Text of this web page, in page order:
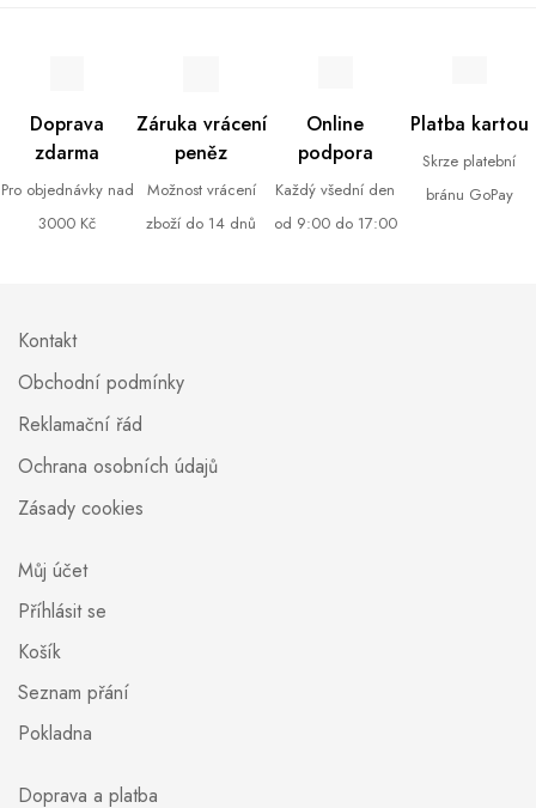
Doprava
zdarma
Pro objednávky nad
3000 Kč
Záruka vrácení
peněz
Možnost vrácení
zboží do 14 dnů
Online
podpora
Každý všední den
od 9:00 do 17:00
Platba kartou
Skrze platební
bránu GoPay
Kontakt
Obchodní podmínky
Reklamační řád
Ochrana osobních údajů
Zásady cookies
Můj účet
Příhlásit se
Košík
Seznam přání
Pokladna
Doprava a platba